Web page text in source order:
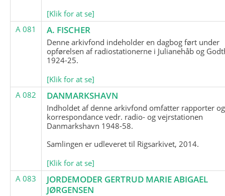
[Klik for at se]
A 081
A. FISCHER
Denne arkivfond indeholder en dagbog ført under
opførelsen af radiostationerne i Julianehåb og
1924-25.
[Klik for at se]
A 082
DANMARKSHAVN
Indholdet af denne arkivfond omfatter rapporter og
korrespondance vedr. radio- og vejrstationen
Danmarkshavn 1948-58.
Samlingen er udleveret til Rigsarkivet, 2014.
[Klik for at se]
A 083
JORDEMODER GERTRUD MARIE ABIGAEL
JØRGENSEN